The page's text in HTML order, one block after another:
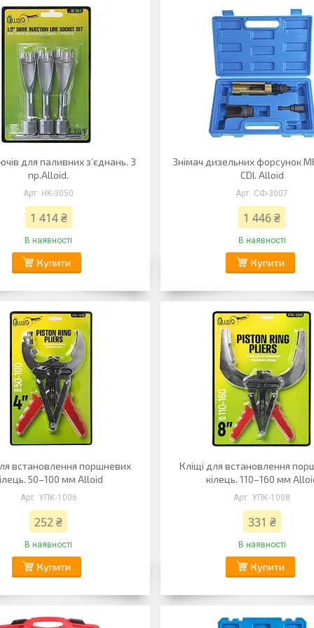
для паливних з’єднань. 3
пр.Alloid.
HK-3050
1 414 ₴
В наявності
Купити
Знімач дизельних форсунок
CDI. Alloid
СФ-3007
1 446 ₴
В наявності
Купити
встановлення поршневих
50–100 мм Alloid
УПК-1006
252 ₴
В наявності
Купити
Кліщі для встановлення
кілець. 110–160 мм
УПК-1008
331 ₴
В наявності
Купити